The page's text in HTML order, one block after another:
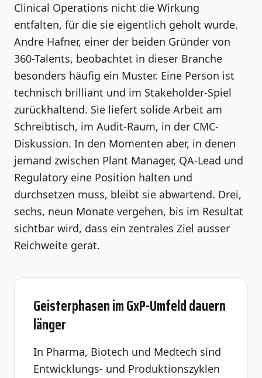
Clinical Operations nicht die Wirkung
entfalten, für die sie eigentlich geholt wurde.
Andre Hafner, einer der beiden Gründer von
360-Talents, beobachtet in dieser Branche
besonders häufig ein Muster. Eine Person ist
technisch brilliant und im Stakeholder-Spiel
zurückhaltend. Sie liefert solide Arbeit am
Schreibtisch, im Audit-Raum, in der CMC-
Diskussion. In den Momenten aber, in denen
jemand zwischen Plant Manager, QA-Lead und
Regulatory eine Position halten und
durchsetzen muss, bleibt sie abwartend. Drei,
sechs, neun Monate vergehen, bis im Resultat
sichtbar wird, dass ein zentrales Ziel ausser
Reichweite gerät.
Geisterphasen im GxP-Umfeld dauern
länger
In Pharma, Biotech und Medtech sind
Entwicklungs- und Produktionszyklen